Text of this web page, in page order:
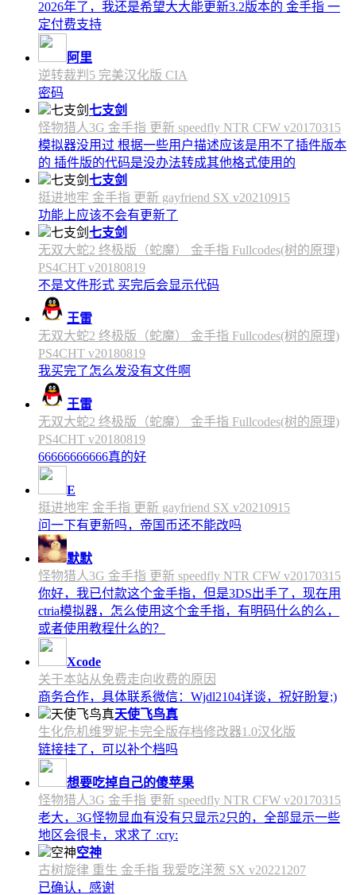
2026年了，我还是希望大大能更新3.2版本的 金手指 一
定付费支持
阿里
逆转裁判5 完美汉化版 CIA
密码
七支剑
怪物猎人3G 金手指 更新 speedfly NTR CFW v20170315
模拟器没用过 根据一些用户描述应该是用不了插件版本
的 插件版的代码是没办法转成其他格式使用的
七支剑
挺进地牢 金手指 更新 gayfriend SX v20210915
功能上应该不会有更新了
七支剑
无双大蛇2 终极版（蛇魔） 金手指 Fullcodes(树的原理)
PS4CHT v20180819
不是文件形式 买完后会显示代码
王雷
无双大蛇2 终极版（蛇魔） 金手指 Fullcodes(树的原理)
PS4CHT v20180819
我买完了怎么发没有文件啊
王雷
无双大蛇2 终极版（蛇魔） 金手指 Fullcodes(树的原理)
PS4CHT v20180819
66666666666真的好
E
挺进地牢 金手指 更新 gayfriend SX v20210915
问一下有更新吗，帝国币还不能改吗
默默
怪物猎人3G 金手指 更新 speedfly NTR CFW v20170315
你好，我已付款这个金手指，但是3DS出手了，现在用
ctria模拟器，怎么使用这个金手指，有明码什么的么，
或者使用教程什么的？
Xcode
关于本站从免费走向收费的原因
商务合作，具体联系微信：Wjdl2104详谈，祝好盼复;)
天使飞鸟真
生化危机维罗妮卡完全版存档修改器1.0汉化版
链接挂了，可以补个档吗
想要吃掉自己的傻苹果
怪物猎人3G 金手指 更新 speedfly NTR CFW v20170315
老大，3G怪物显血有没有只显示2只的，全部显示一些
地区会很卡，求求了 :cry:
空神
古树旋律 重生 金手指 我爱吃洋葱 SX v20221207
已确认，感谢